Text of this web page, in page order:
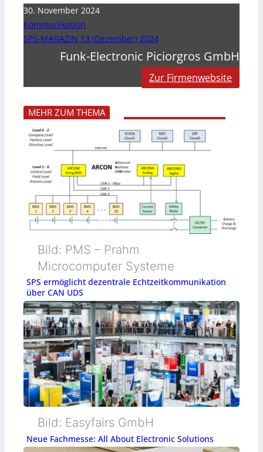
30. November 2024
Kommunikation
SPS-MAGAZIN 13 (Dezember) 2024
Funk-Electronic Piciorgros GmbH
Zur Firmenwebsite
MEHR ZUM THEMA
Bild: PMS – Prahm
Microcomputer Systeme
SPS ermöglicht dezentrale Echtzeitkommunikation
über CAN UDS
Bild: Easyfairs GmbH
Neue Fachmesse: All About Electronic Solutions